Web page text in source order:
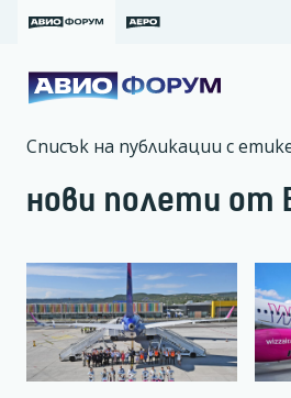
Списък на публикации с
нови полети от